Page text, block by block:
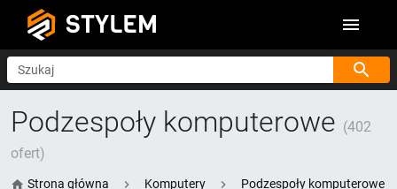
STYLEM
Szukaj
Podzespoły komputerowe (402
ofert)
Strona główna Komputery Podzespoły komputerowe